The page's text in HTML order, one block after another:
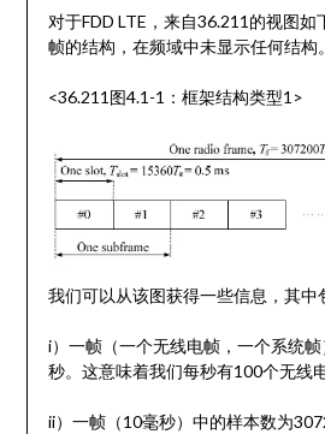
对于FDD LTE，来自36.211的视图
帧的结构，在频域中未显示任何结构。
<36.211图4.1-1：框架结构类型1>
我们可以从该图获得一些信息，其中
i）一帧（一个无线电帧，一个系统
秒。这意味着我们每秒有100个无线电
ii）一帧（10毫秒）中的样本数为